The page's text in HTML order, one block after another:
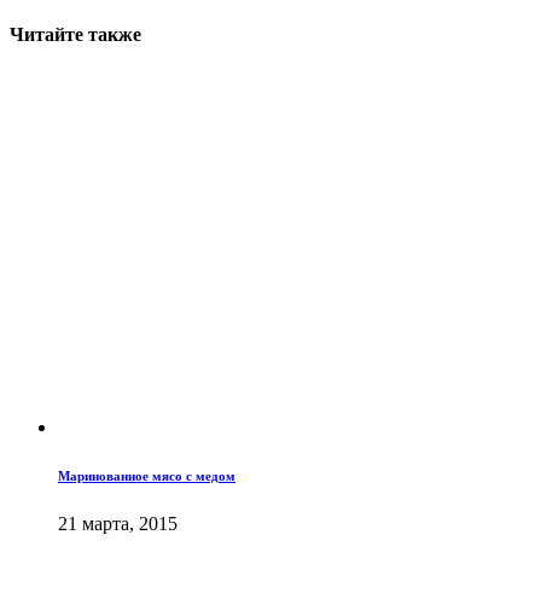
Читайте также
Маринованное мясо с медом
21 марта, 2015